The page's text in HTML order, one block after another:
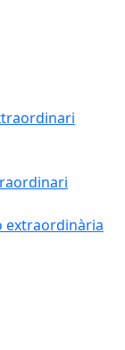
extraordinària